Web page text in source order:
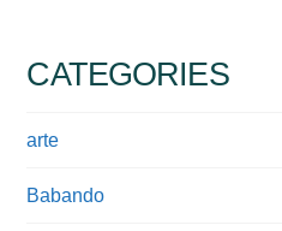
CATEGORIES
arte
Babando